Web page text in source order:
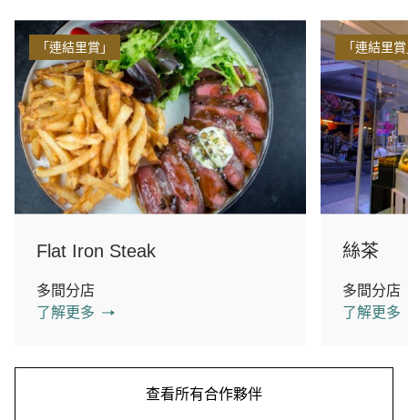
「連結里賞」
Flat Iron Steak
多間分店
了解更多
「連結里
絲茶
多間分店
了解更多
查看所有合作夥伴